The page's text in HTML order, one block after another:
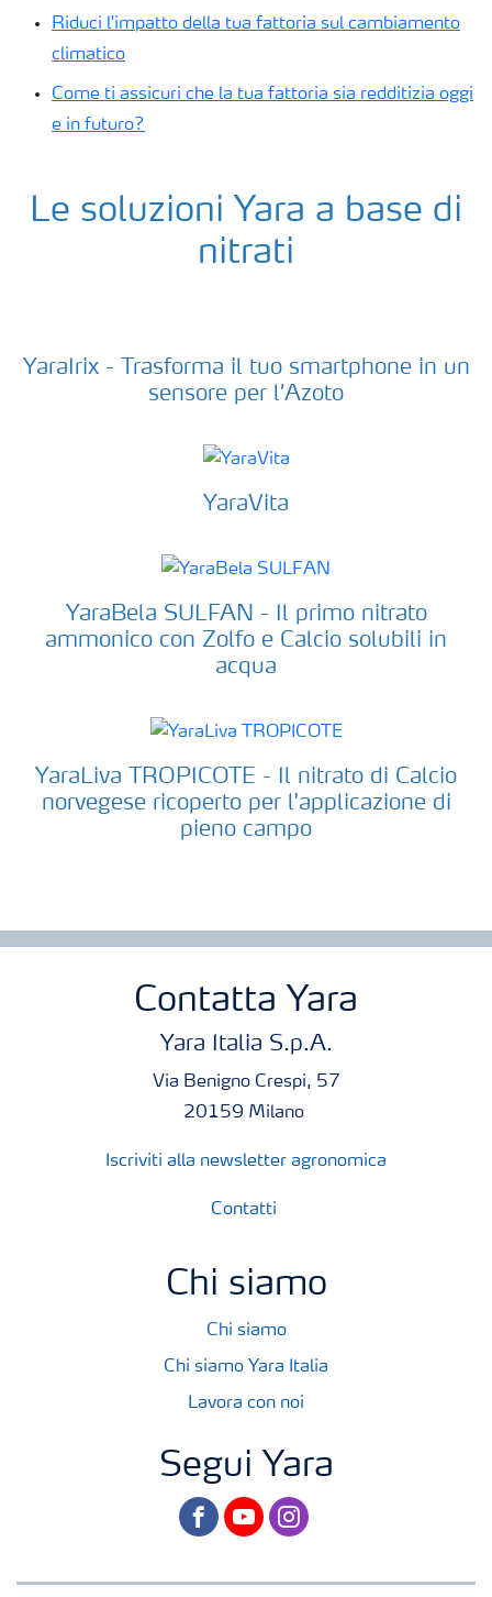
Riduci l'impatto della tua fattoria sul cambiamento
climatico
Come ti assicuri che la tua fattoria sia redditizia oggi
e in futuro?
Le soluzioni Yara a base di
nitrati
YaraIrix - Trasforma il tuo smartphone in un
sensore per l’Azoto
YaraVita
YaraBela SULFAN - Il primo nitrato
ammonico con Zolfo e Calcio solubili in
acqua
YaraLiva TROPICOTE - Il nitrato di Calcio
norvegese ricoperto per l'applicazione di
pieno campo
Contatta Yara
Yara Italia S.p.A.
Via Benigno Crespi, 57
20159 Milano
Iscriviti alla newsletter agronomica
Contatti
Chi siamo
Chi siamo
Chi siamo Yara Italia
Lavora con noi
Segui Yara
facebookyoutubeinstagram